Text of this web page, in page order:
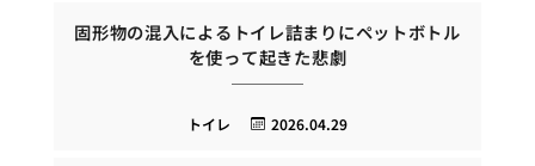
固形物の混入によるトイレ詰まりにペットボトル
を使って起きた悲劇
2026.04.29
トイレ